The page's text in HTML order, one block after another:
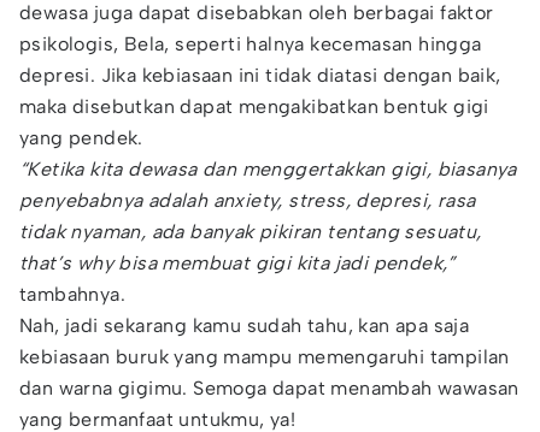
dewasa juga dapat disebabkan oleh berbagai faktor
psikologis, Bela, seperti halnya kecemasan hingga
depresi. Jika kebiasaan ini tidak diatasi dengan baik,
maka disebutkan dapat mengakibatkan bentuk gigi
yang pendek.
“Ketika kita dewasa dan menggertakkan gigi, biasanya
penyebabnya adalah anxiety, stress, depresi, rasa
tidak nyaman, ada banyak pikiran tentang sesuatu,
that’s why bisa membuat gigi kita jadi pendek,”
tambahnya.
Nah, jadi sekarang kamu sudah tahu, kan apa saja
kebiasaan buruk yang mampu memengaruhi tampilan
dan warna gigimu. Semoga dapat menambah wawasan
yang bermanfaat untukmu, ya!